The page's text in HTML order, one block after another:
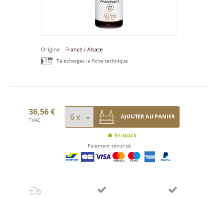
Origine France / Alsace
Téléchargez la fiche technique
36,56 €
TVAC
AJOUTER AU PANIER
En stock
Paiement sécurisé